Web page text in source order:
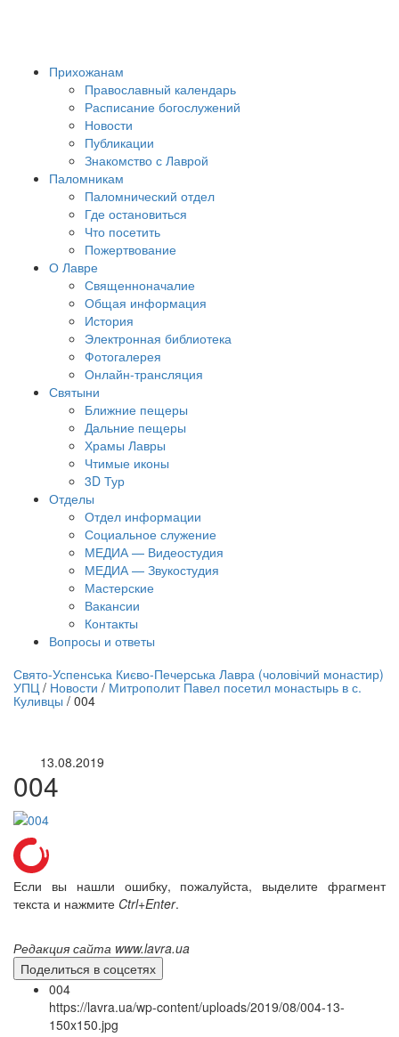
Прихожанам
Православный календарь
Расписание богослужений
Новости
Публикации
Знакомство с Лаврой
Паломникам
Паломнический отдел
Где остановиться
Что посетить
Пожертвование
О Лавре
Священноначалие
Общая информация
История
Электронная библиотека
Фотогалерея
Онлайн-трансляция
Святыни
Ближние пещеры
Дальние пещеры
Храмы Лавры
Чтимые иконы
3D Тур
Отделы
Отдел информации
Социальное служение
МЕДИА — Видеостудия
МЕДИА — Звукостудия
Мастерские
Вакансии
Контакты
Вопросы и ответы
трансляция | 12 сентября
трансляции
Свято-Успенська Києво-Печерська Лавра (чоловічий монастир)
УПЦ / Новости / Митрополит Павел посетил монастырь в с.
Куливцы / 004
13.08.2019
004
Если вы нашли ошибку, пожалуйста, выделите фрагмент
текста и нажмите Ctrl+Enter.
Редакция сайта www.lavra.ua
Поделиться в соцсетях
004
https://lavra.ua/wp-content/uploads/2019/08/004-13-
150x150.jpg